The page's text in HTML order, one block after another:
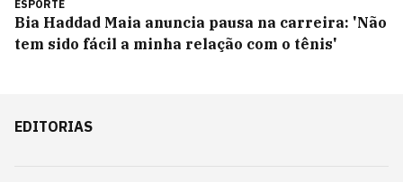
ESPORTE
Bia Haddad Maia anuncia pausa na carreira: 'Não
tem sido fácil a minha relação com o tênis'
EDITORIAS